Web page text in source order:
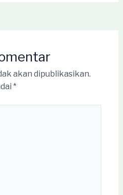
akan dipublikasikan.
*